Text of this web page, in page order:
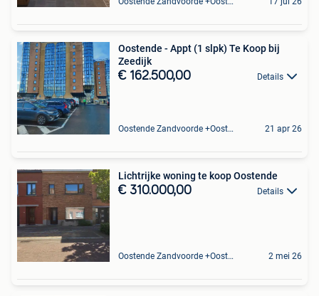
Oostende - Appt (1 slpk) Te Koop bij
Zeedijk
€ 162.500,00 Details
Oostende Zandvoorde +Oostende 21 apr 26
Lichtrijke woning te koop Oostende
€ 310.000,00 Details
Oostende Zandvoorde +Oostende 2 mei 26